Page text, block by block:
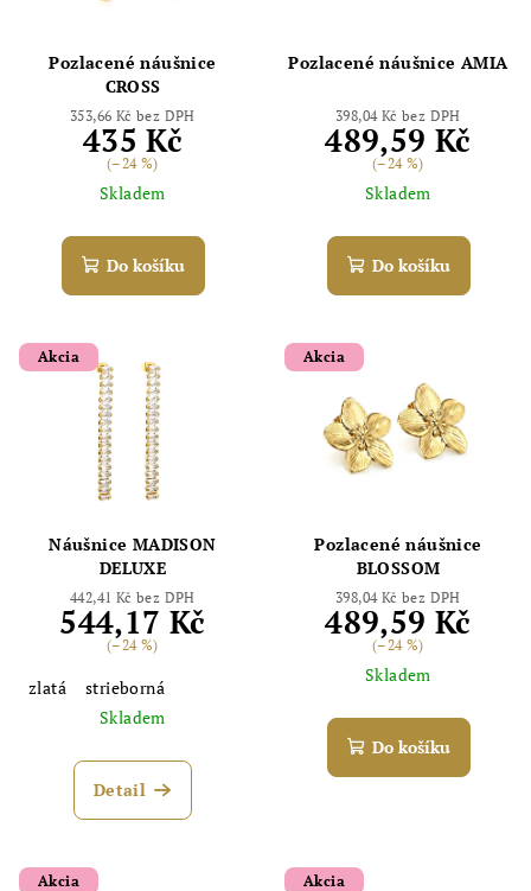
Pozlacené náušnice
CROSS
353,66 Kč bez DPH
435 Kč
(–24 %)
Skladem
Do košíku
Pozlacené náušnice AMIA
398,04 Kč bez DPH
489,59 Kč
(–24 %)
Skladem
Do košíku
Akcia
Náušnice MADISON
DELUXE
442,41 Kč bez DPH
544,17 Kč
(–24 %)
zlatá
strieborná
Skladem
Detail
Akcia
Pozlacené náušnice
BLOSSOM
398,04 Kč bez DPH
489,59 Kč
(–24 %)
Skladem
Do košíku
Akcia Akcia